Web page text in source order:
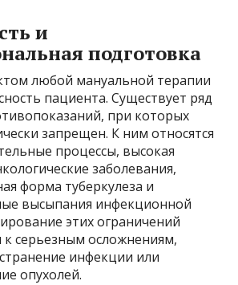
и
подготовка
любой мануальной терапии
пациента. Существует ряд
при которых
запрещен. К ним относятся
процессы, высокая
заболевания,
форма туберкулеза и
высыпания инфекционной
этих ограничений
серьезным осложнениям,
инфекции или
опухолей.